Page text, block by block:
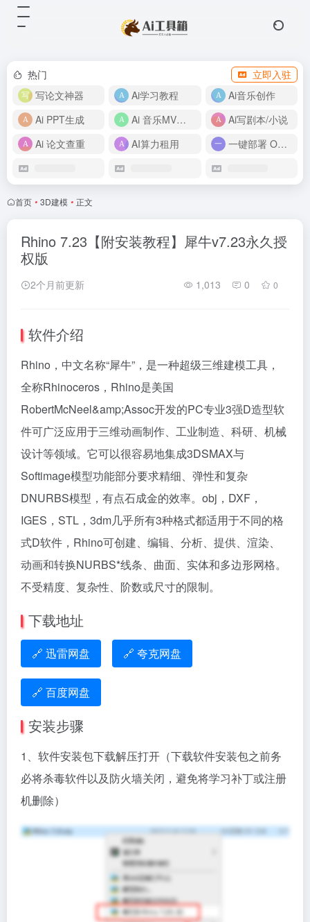
热门
立即入驻
写论文神器
Ai学习教程
Ai音乐创作
Ai PPT生成
Ai 音乐MV制作
Ai写剧本/小说
Ai 论文查重
AI算力租用 一键部署 OpenClaw
首页 • 3D建模 • 正文
Rhino 7.23【附安装教程】犀牛v7.23永久授
权版
2个月前更新 1,013 0 0
软件介绍
Rhino，中文名称“犀牛”，是一种超级三维建模工具，
全称Rhinoceros，Rhino是美国
RobertMcNeel&amp;Assoc开发的PC专业3强D造型软
件可广泛应用于三维动画制作、工业制造、科研、机械
设计等领域。它可以很容易地集成3DSMAX与
Softimage模型功能部分要求精细、弹性和复杂
DNURBS模型，有点石成金的效率。obj，DXF，
IGES，STL，3dm几乎所有3种格式都适用于不同的格
式D软件，Rhino可创建、编辑、分析、提供、渲染、
动画和转换NURBS*线条、曲面、实体和多边形网格。
不受精度、复杂性、阶数或尺寸的限制。
下载地址
🔗 迅雷网盘 🔗 夸克网盘
🔗 百度网盘
安装步骤
1、软件安装包下载解压打开（下载软件安装包之前务
必将杀毒软件以及防火墙关闭，避免将学习补丁或注册
机删除）